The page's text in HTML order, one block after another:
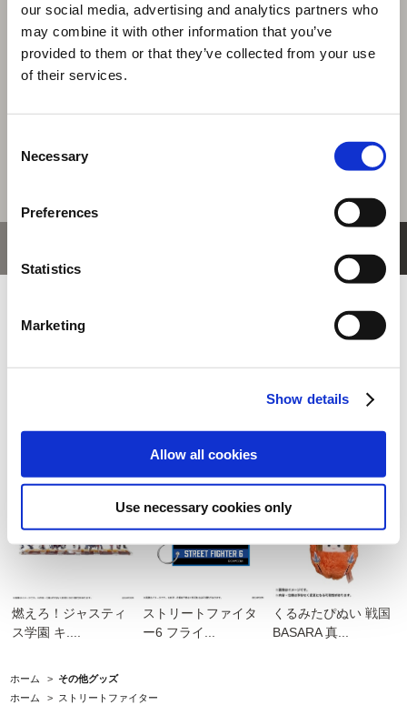
our social media, advertising and analytics partners who
may combine it with other information that you’ve
provided to them or that they’ve collected from your use
of their services.
Selection
Necessary
Preferences
Statistics
Marketing
Show details
Allow all cookies
Use necessary cookies only
選択中の商品
CC11 マフラータオル
2,000円(税込)
燃えろ！ジャスティ
ス学園 キ....
ストリートファイタ
ー6 フライ...
くるみたぴぬい 戦国
BASARA 真...
ホーム > その他グッズ
ホーム
> ストリートファイター